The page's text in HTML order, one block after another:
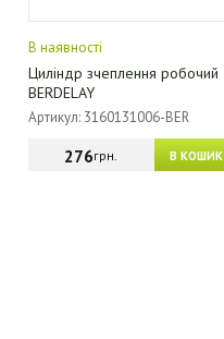
В наявності
Циліндр зчеплення робочий
BERDELAY
Артикул: 3160131006-BER
В КОШИК
276грн.